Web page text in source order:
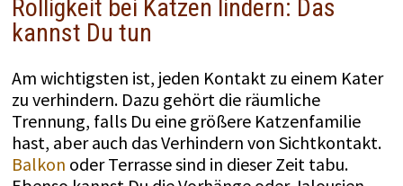
Rolligkeit bei Katzen lindern: Das
kannst Du tun
Am wichtigsten ist, jeden Kontakt zu einem Kater
zu verhindern. Dazu gehört die räumliche
Trennung, falls Du eine größere Katzenfamilie
hast, aber auch das Verhindern von Sichtkontakt.
Balkon oder Terrasse sind in dieser Zeit tabu.